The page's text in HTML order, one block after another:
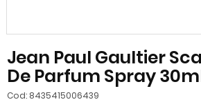
Jean Paul Gaultier
De Parfum Spray
Cod: 8435415006439